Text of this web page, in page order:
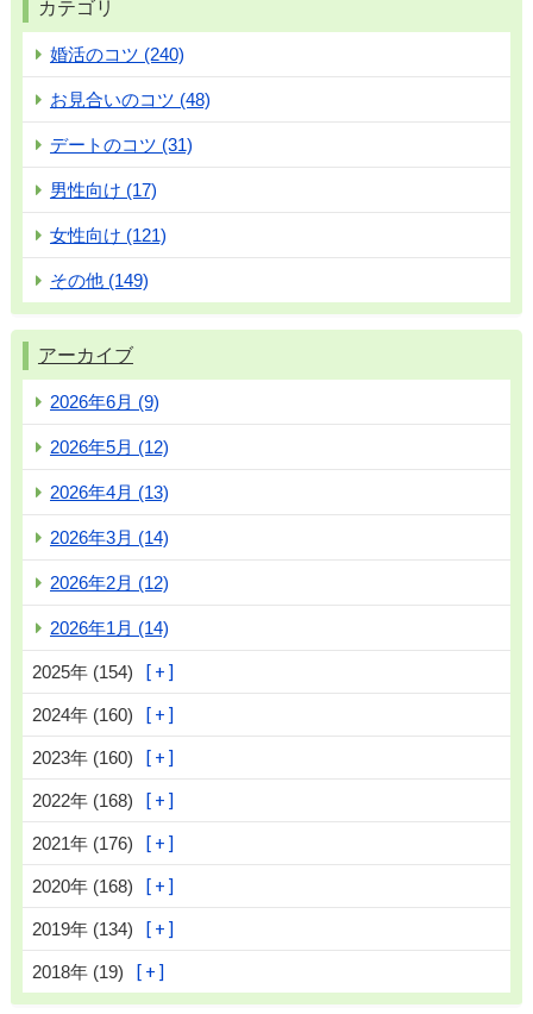
カテゴリ
婚活のコツ (240)
お見合いのコツ (48)
デートのコツ (31)
男性向け (17)
女性向け (121)
その他 (149)
アーカイブ
2026年6月 (9)
2026年5月 (12)
2026年4月 (13)
2026年3月 (14)
2026年2月 (12)
2026年1月 (14)
2025年 (154)
2024年 (160)
2023年 (160)
2022年 (168)
2021年 (176)
2020年 (168)
2019年 (134)
2018年 (19)